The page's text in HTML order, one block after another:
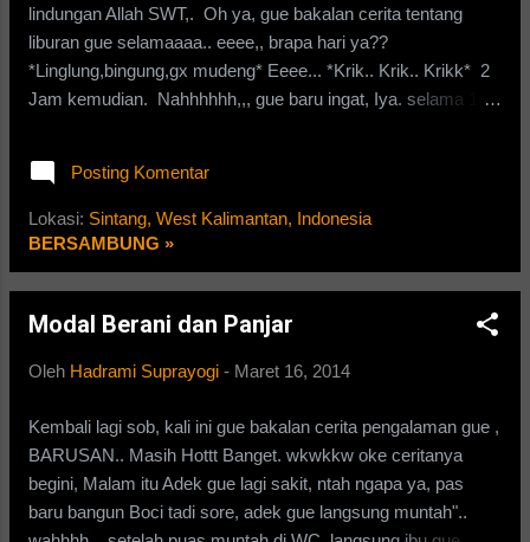
lindungan Allah SWT,. Oh ya, gue bakalan cerita tentang
liburan gue selamaaaa.. eeee,, brapa hari ya??
*Linglung,bingung,gx mudeng* Eeee... *Krik.. Krik.. Krikk* 2
Jam kemudian. Nahhhhhh,,, gue baru ingat, Iya. selama 13
Santai gtu, atau hangout bareng teman" di luar,atau
menghabiskan waktu di dalam bilik termenung. *klo lo gx tau
bilik termenung itu ap, pikir aja sendiri. * Tapi, ini adalah badai
di tengah keindahan liburan gue.. yappp.. "TUGAS", lo
bayangin aja.. mungkin hampir setiap minggu ketemu tugas,
terutama Biologi.Mungkin bagi sebagian teman" sekelas dan
tugas. Tugas ni udah sehari 2 hari sebelum libur, Tugasnya di
binatang gtu. mulai dari Invertebrata...
Posting Komentar
Lokasi: Sintang, West Kalimantan, Indonesia
BERSAMBUNG »
Modal Berani dan Panjar
Oleh Hadrami Suprayogi - Maret 16, 2014
Kembali lagi sob, kali ini gue bakalan cerita pengalaman gue ,
BARUSAN.. Masih Hottt Banget. wkwkkw oke ceritanya
begini, Malam itu Adek gue lagi sakit, ntah ngapa ya, pas
baru bangun Boci tadi sore, adek gue langsung muntah"..